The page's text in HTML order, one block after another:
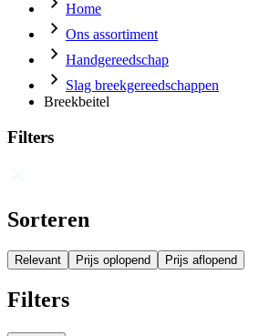
Home
Ons assortiment
Handgereedschap
Slag breekgereedschappen
Breekbeitel
Filters
Sorteren
Relevant Prijs oplopend Prijs aflopend
Filters